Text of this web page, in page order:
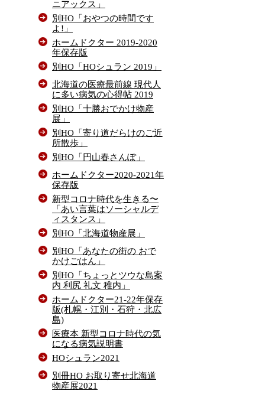
ニアックス」
別HO「おやつの時間です
よ!」
ホームドクター 2019-2020
年保存版
別HO「HOシュラン 2019」
北海道の医療最前線 現代人
に多い病気の心得帖 2019
別HO「十勝おでかけ物産
展」
別HO「寄り道だらけのご近
所散歩」
別HO「円山春さんぽ」
ホームドクター2020-2021年
保存版
新型コロナ時代を生きる〜
「あい言葉はソーシャルデ
ィスタンス」
別HO「北海道物産展」
別HO「あなたの街の おで
かけごはん」
別HO「ちょっとツウな島案
内 利尻 礼文 稚内」
ホームドクター21-22年保存
版(札幌・江別・石狩・北広
島)
医療本 新型コロナ時代の気
になる病気説明書
HOシュラン2021
別冊HO お取り寄せ北海道
物産展2021